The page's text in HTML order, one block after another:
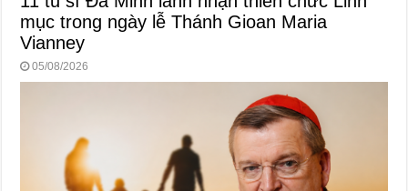
mục trong ngày lễ Thánh Gioan Maria
Vianney
05/08/2026